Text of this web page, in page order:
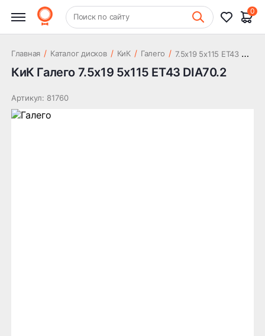
+7 (831) 261-35-35 Шиномонтаж
Поиск по сайту
0
Главная / Каталог дисков / КиК / Галего / 7
.5x19 5x115 ET43 DIA70.2
КиК Галего 7.5x19 5x115 ET43 DIA70.2
Артикул: 81760